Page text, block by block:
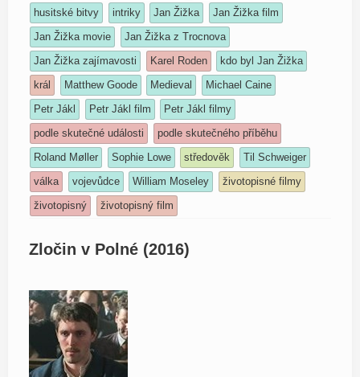
husitské bitvy
intriky Jan Žižka
Jan Žižka film
Jan Žižka movie
Jan Žižka z Trocnova
Jan Žižka zajímavosti
Karel Roden
kdo byl Jan Žižka
král
Matthew Goode Medieval
Michael Caine
Petr Jákl
Petr Jákl film
Petr Jákl filmy
podle skutečné události
podle skutečného příběhu
Roland Møller
Sophie Lowe středověk
Til Schweiger
válka
vojevůdce William Moseley
životopisné filmy
životopisný
životopisný film
Zločin v Polné (2016)